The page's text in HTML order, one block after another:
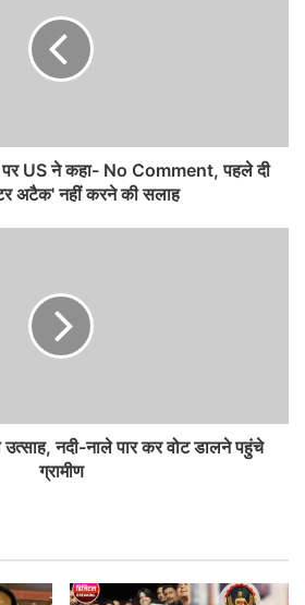
पर US ने कहा- No Comment, पहले दी
अटैक' नहीं करने की सलाह
नदी-नाले पार कर वोट डालने पहुंचे
ग्रामीण